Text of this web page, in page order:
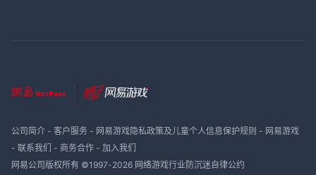
公司简介- 客户服务- 网易游戏隐私政策及儿童个人信息保护规则 - 网易游戏
- 联系我们 - 商务合作- 加入我们
网易公司版权所有 ©1997-2026 网络游戏行业防沉迷自律公约